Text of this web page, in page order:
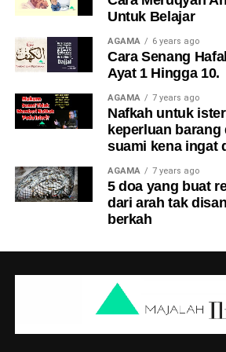
melihat perkongsian ucapan Al-
mengenai pemergian ayah Famy.
Untuk Belajar
AGAMA 6 years ago
Cara Senang
Ayat 1 Hingga 10.
AGAMA 7 years ago
Nafkah untuk
keperluan barang
suami kena ingat
AGAMA 7 years ago
5 doa yang buat
dari arah tak
berkah